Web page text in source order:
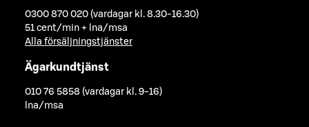
0300 870 020 (vardagar kl. 8.30-16.30)
51 cent/min + lna/msa
Alla försäljningstjänster
Ägarkundtjänst
010 76 5858 (vardagar kl. 9-16)
lna/msa